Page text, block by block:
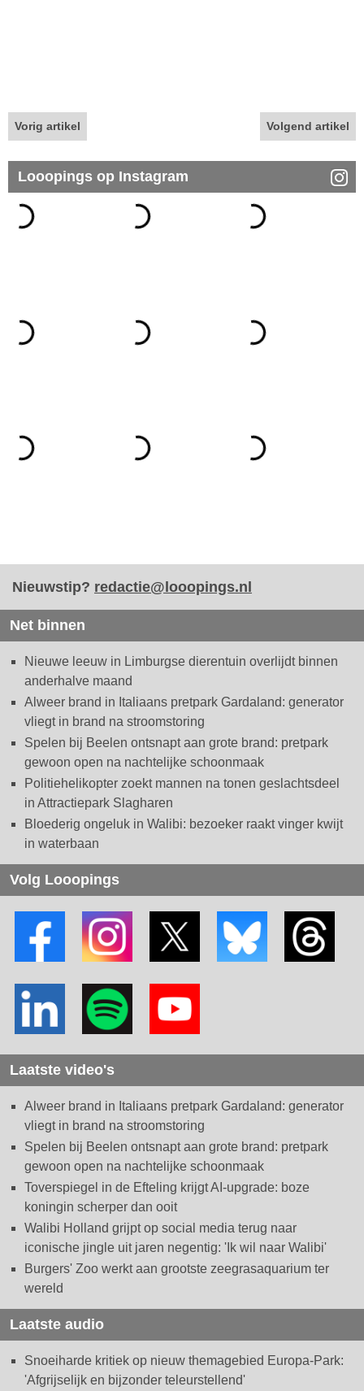
Vorig artikel Volgend artikel
Looopings op Instagram
Nieuwstip? redactie@looopings.nl
Net binnen
Nieuwe leeuw in Limburgse dierentuin overlijdt binnen
anderhalve maand
Alweer brand in Italiaans pretpark Gardaland: generator
vliegt in brand na stroomstoring
Spelen bij Beelen ontsnapt aan grote brand: pretpark
gewoon open na nachtelijke schoonmaak
Politiehelikopter zoekt mannen na tonen geslachtsdeel
in Attractiepark Slagharen
Bloederig ongeluk in Walibi: bezoeker raakt vinger kwijt
in waterbaan
Volg Looopings
Laatste video's
Alweer brand in Italiaans pretpark Gardaland: generator
vliegt in brand na stroomstoring
Spelen bij Beelen ontsnapt aan grote brand: pretpark
gewoon open na nachtelijke schoonmaak
Toverspiegel in de Efteling krijgt AI-upgrade: boze
koningin scherper dan ooit
Walibi Holland grijpt op social media terug naar
iconische jingle uit jaren negentig: 'Ik wil naar Walibi'
Burgers' Zoo werkt aan grootste zeegrasaquarium ter
wereld
Laatste audio
Snoeiharde kritiek op nieuw themagebied Europa-Park:
'Afgrijselijk en bijzonder teleurstellend'